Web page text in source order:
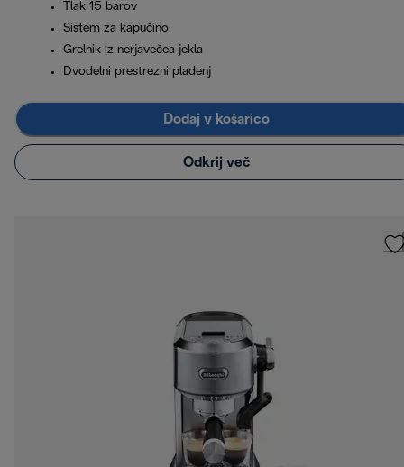
Tlak 15 barov
Sistem za kapučino
Grelnik iz nerjavečea jekla
Dvodelni prestrezni pladenj
Dodaj v košarico
Odkrij več